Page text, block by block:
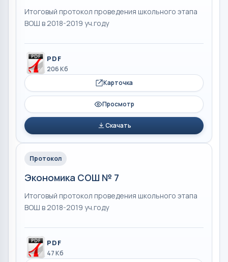
Итоговый протокол проведения школьного этапа
ВОШ в 2018-2019 уч.году
PDF
206 Кб
Карточка
Просмотр
Скачать
Протокол
Экономика СОШ № 7
Итоговый протокол проведения школьного этапа
ВОШ в 2018-2019 уч.году
PDF
47 Кб